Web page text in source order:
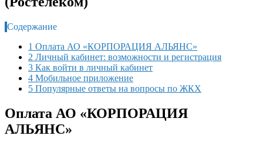
Содержание
1 Оплата АО «КОРПОРАЦИЯ АЛЬЯНС»
2 Личный кабинет: возможности и регистрация
3 Как войти в личный кабинет
4 Мобильное приложение
5 Популярные ответы на вопросы по ЖКХ
Оплата АО «КОРПОРАЦИЯ
АЛЬЯНС»